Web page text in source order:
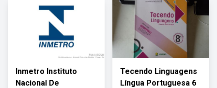
Inmetro Instituto
Nacional De
Tecendo Linguagens
Língua Portuguesa 6